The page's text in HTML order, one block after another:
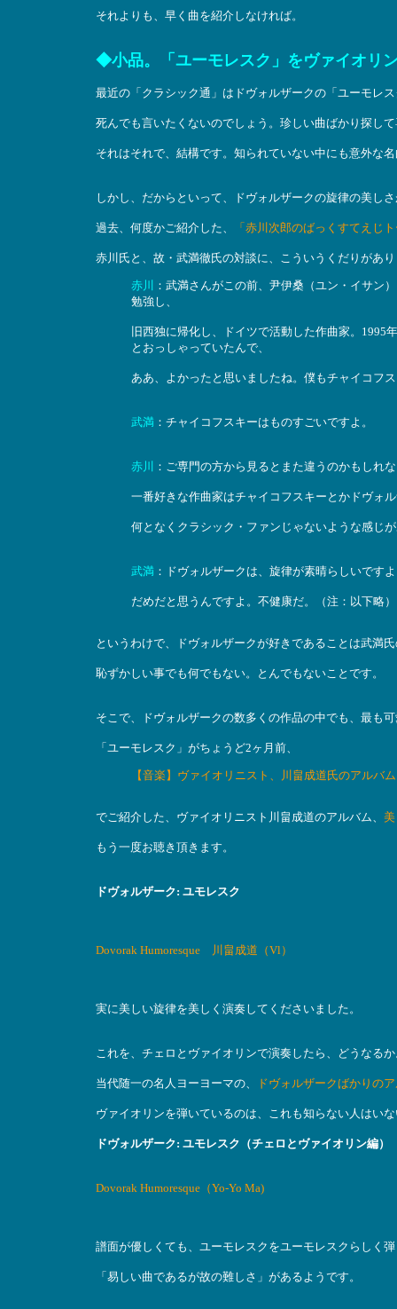
それよりも、早く曲を紹介しなければ。
◆小品。「ユーモレスク」をヴァイオリ
最近の「クラシック通」はドヴォルザークの「ユーモレ
死んでも言いたくないのでしょう。珍しい曲ばかり探し
それはそれで、結構です。知られていない中にも意外な
しかし、だからといって、ドヴォルザークの旋律の美し
過去、何度かご紹介した、 「赤川次郎のばっくすてえじ
赤川氏と、故・武満徹氏の対談に、こういうくだりがあ
赤川
：武満さんがこの前、尹伊桑（ユン・イサン
勉強し、
旧西独に帰化し、ドイツで活動した作曲家。
とおっしゃっていたんで、
ああ、よかったと思いましたね。僕もチャイコフ
武満：チャイコフスキーはものすごいですよ。
赤川 ：ご専門の方から見るとまた違うのかもしれ
一番好きな作曲家はチャイコフスキーとかドヴォ
何となくクラシック・ファンじゃないような感じ
武満：ドヴォルザークは、旋律が素晴らしいです
だめだと思うんですよ。不健康だ。（注：以下略）
というわけで、ドヴォルザークが好きであることは武満
恥ずかしい事でも何でもない。とんでもないことです。
そこで、ドヴォルザークの数多くの作品の中でも、最も
「ユーモレスク」がちょうど2ヶ月前、
【音楽】ヴァイオリニスト、川畠成道氏のアルバ
でご紹介した、ヴァイオリニスト川畠成道のアルバム、
もう一度お聴き頂きます。
ドヴォルザーク: ユモレスク
Dovorak Humoresque 川畠成道（Vl）
実に美しい旋律を美しく演奏してくださいました。
これを、チェロとヴァイオリンで演奏したら、どうなるか
当代随一の名人ヨーヨーマの、 ドヴォルザークばかりの
ヴァイオリンを弾いているのは、これも知らない人はい
ドヴォルザーク: ユモレスク（チェロとヴァイオリン編）
Dovorak Humoresque（Yo-Yo Ma)
譜面が優しくても、ユーモレスクをユーモレスクらしく
「易しい曲であるが故の難しさ」があるようです。